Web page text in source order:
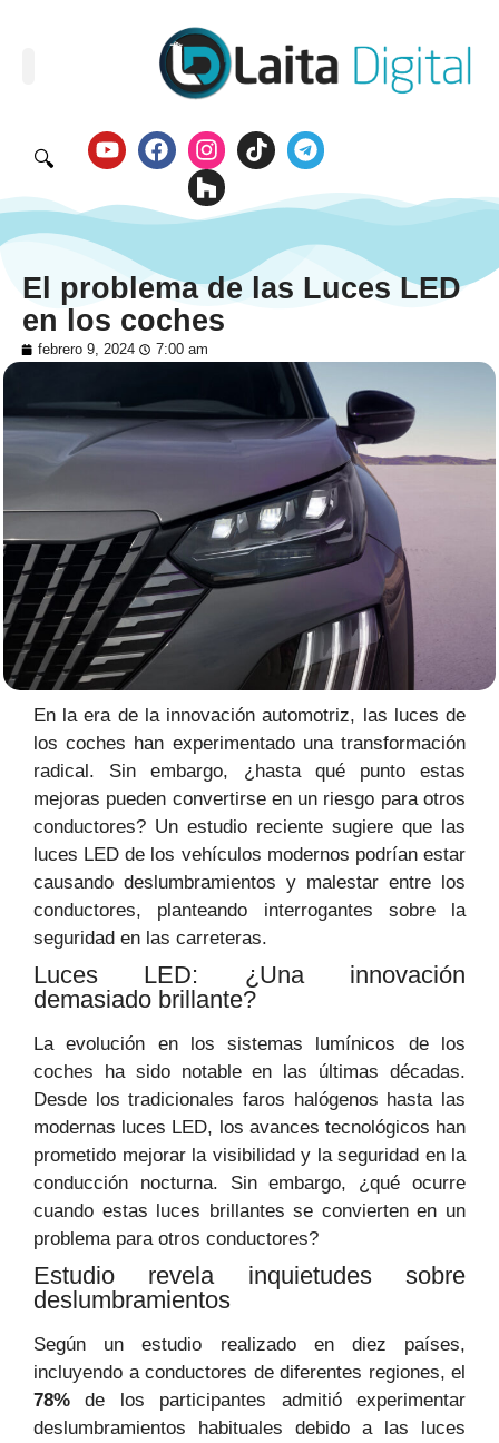
🔍
El problema de las Luces LED
en los coches
febrero 9, 2024 7:00 am
En la era de la innovación automotriz, las luces de
los coches han experimentado una transformación
radical. Sin embargo, ¿hasta qué punto estas
mejoras pueden convertirse en un riesgo para otros
conductores? Un estudio reciente sugiere que las
luces LED de los vehículos modernos podrían estar
causando deslumbramientos y malestar entre los
conductores, planteando interrogantes sobre la
seguridad en las carreteras.
Luces LED: ¿Una innovación
demasiado brillante?
La evolución en los sistemas lumínicos de los
coches ha sido notable en las últimas décadas.
Desde los tradicionales faros halógenos hasta las
modernas luces LED, los avances tecnológicos han
prometido mejorar la visibilidad y la seguridad en la
conducción nocturna. Sin embargo, ¿qué ocurre
cuando estas luces brillantes se convierten en un
problema para otros conductores?
Estudio revela inquietudes sobre
deslumbramientos
Según un estudio realizado en diez países,
incluyendo a conductores de diferentes regiones, el
78% de los participantes admitió experimentar
deslumbramientos habituales debido a las luces